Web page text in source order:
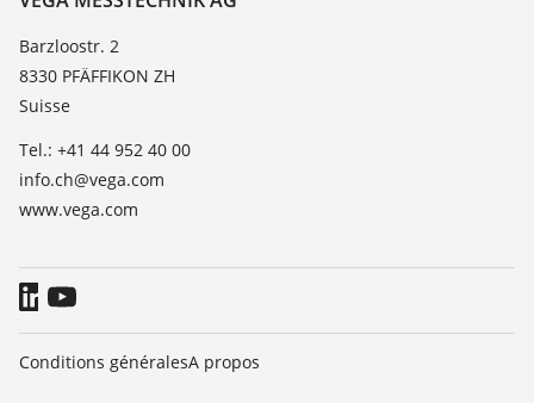
TeamViewer
News
Presse
Blog
Barzloostr. 2
8330 PFÄFFIKON ZH
Suisse
Tel.: +41 44 952 40 00
info.ch@vega.com
www.vega.com
Conditions généralesA propos